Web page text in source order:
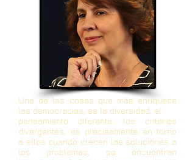
Una de las cosas que más enriquece
las democracias, es la diversidad, el
pensamiento diferente, los criterios
divergentes, es precisamente en torno
a ellos cuando crecen las soluciones a
los problemas, se encuentran